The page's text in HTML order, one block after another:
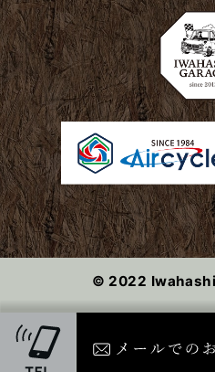
2024年1月
2023年12月
2023年11月
2023年10月
2023年9月
2023年8月
2023年7月
© 2022